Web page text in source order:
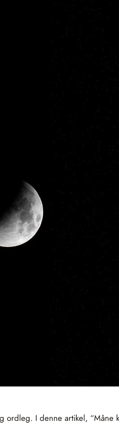
ordleg. I denne artikel,